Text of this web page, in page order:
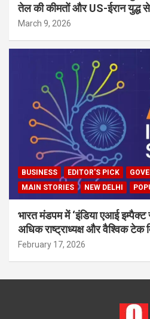
तेल की कीमतों और US-ईरान युद्ध
March 9, 2026
BUSINESS EDITOR'S PICK
MAIN STORIES
NEW DELHI
भारत मंडपम में ‘इंडिया एआई
अधिक राष्ट्राध्यक्ष और वैश्विक टेक
February 17, 2026